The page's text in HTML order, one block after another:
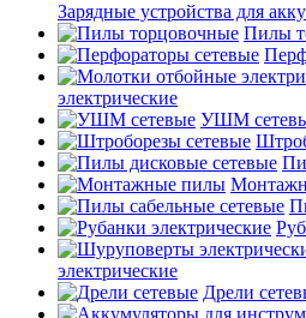
Зарядные устройства для
Пилы
электрические
УШМ
электрические
Дрели